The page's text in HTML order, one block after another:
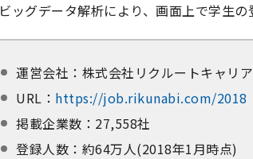
ビッグデータ解析により、画面上で学生
運営会社：株式会社リクルートキャリア
URL： https://job.rikunabi.com/2018
掲載企業数：27,558社
登録人数：約64万人(2018年1月時点)